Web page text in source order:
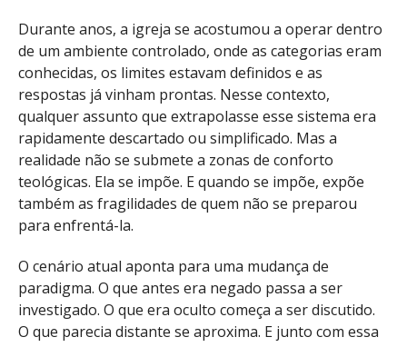
Durante anos, a igreja se acostumou a operar dentro
de um ambiente controlado, onde as categorias eram
conhecidas, os limites estavam definidos e as
respostas já vinham prontas. Nesse contexto,
qualquer assunto que extrapolasse esse sistema era
rapidamente descartado ou simplificado. Mas a
realidade não se submete a zonas de conforto
teológicas. Ela se impõe. E quando se impõe, expõe
também as fragilidades de quem não se preparou
para enfrentá-la.
O cenário atual aponta para uma mudança de
paradigma. O que antes era negado passa a ser
investigado. O que era oculto começa a ser discutido.
O que parecia distante se aproxima. E junto com essa